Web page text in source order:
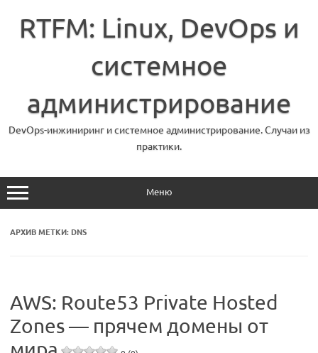
содержимому
RTFM: Linux, DevOps и
системное
администрирование
DevOps-инжиниринг и системное администрирование. Случаи из
практики.
Меню
АРХИВ МЕТКИ: DNS
AWS: Route53 Private Hosted
Zones — прячем домены от